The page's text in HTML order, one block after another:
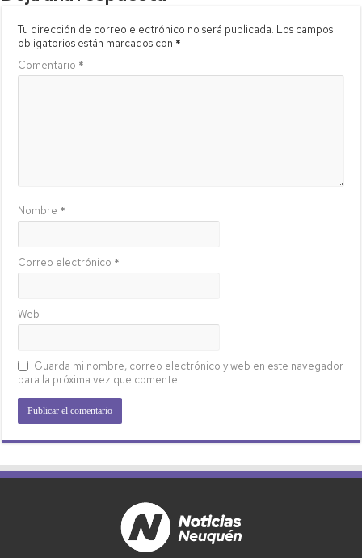
Tu dirección de correo electrónico no será publicada. Los campos
obligatorios están marcados con *
Comentario *
Nombre *
Correo electrónico *
Web
Guarda mi nombre, correo electrónico y web en este navegador
para la próxima vez que comente.